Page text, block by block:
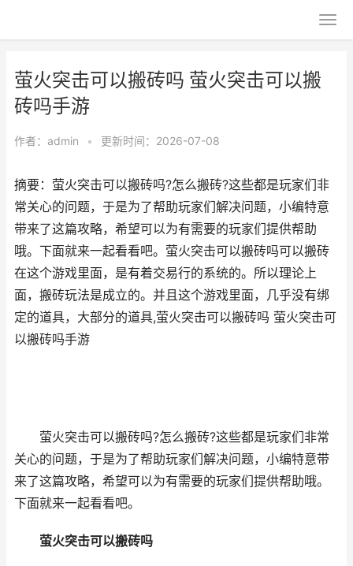
萤火突击可以搬砖吗 萤火突击可以搬
砖吗手游
作者： admin • 更新时间：2026-07-08
摘要：萤火突击可以搬砖吗?怎么搬砖?这些都是玩家们非
常关心的问题，于是为了帮助玩家们解决问题，小编特意
带来了这篇攻略，希望可以为有需要的玩家们提供帮助
哦。下面就来一起看看吧。萤火突击可以搬砖吗可以搬砖
在这个游戏里面，是有着交易行的系统的。所以理论上
面，搬砖玩法是成立的。并且这个游戏里面，几乎没有绑
定的道具，大部分的道具,萤火突击可以搬砖吗 萤火突击可
以搬砖吗手游
萤火突击可以搬砖吗?怎么搬砖?这些都是玩家们非常
关心的问题，于是为了帮助玩家们解决问题，小编特意带
来了这篇攻略，希望可以为有需要的玩家们提供帮助哦。
下面就来一起看看吧。
萤火突击可以搬砖吗